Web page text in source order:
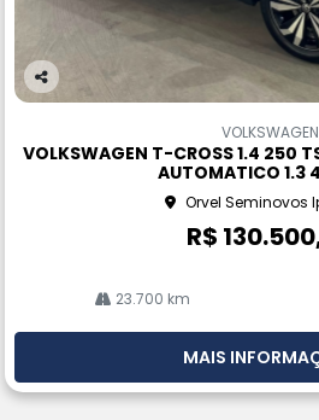
Co
rtil
VOLKSWAGEN
VOLKSWAGEN T-CROSS 1.4 250
AUTOMATICO 1.3
Orvel Seminovos
R$
23.700 km
MAIS